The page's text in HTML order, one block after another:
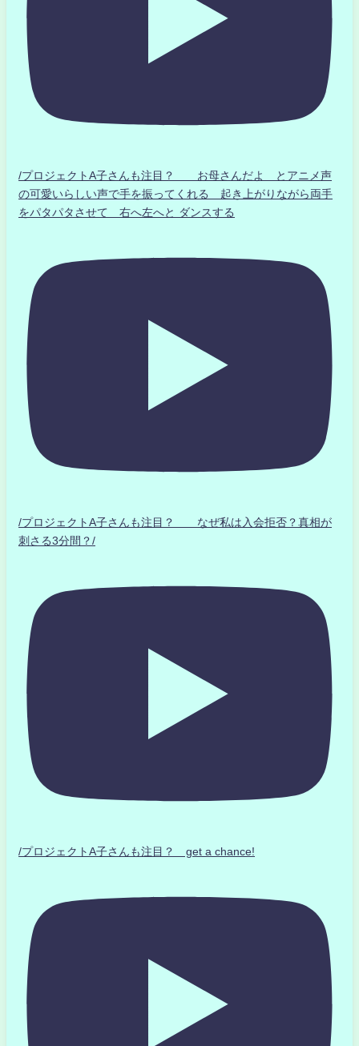
/プロジェクトA子さんも注目？ お母さんだよ とアニメ声
の可愛いらしい声で手を振ってくれる 起き上がりながら両手
をパタパタさせて 右へ左へと ダンスする
/プロジェクトA子さんも注目？ なぜ私は入会拒否？真相が
刺さる3分間？/
/プロジェクトA子さんも注目？ get a chance!